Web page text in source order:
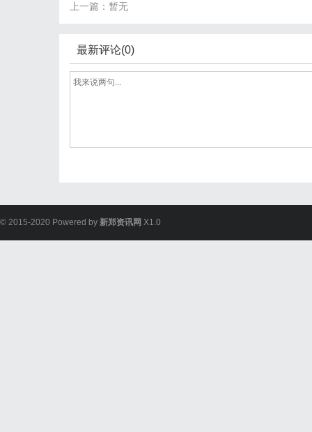
上一篇：暂无
最新评论(0)
© 2015-2020 Powered by 新郑资讯网 X1.0